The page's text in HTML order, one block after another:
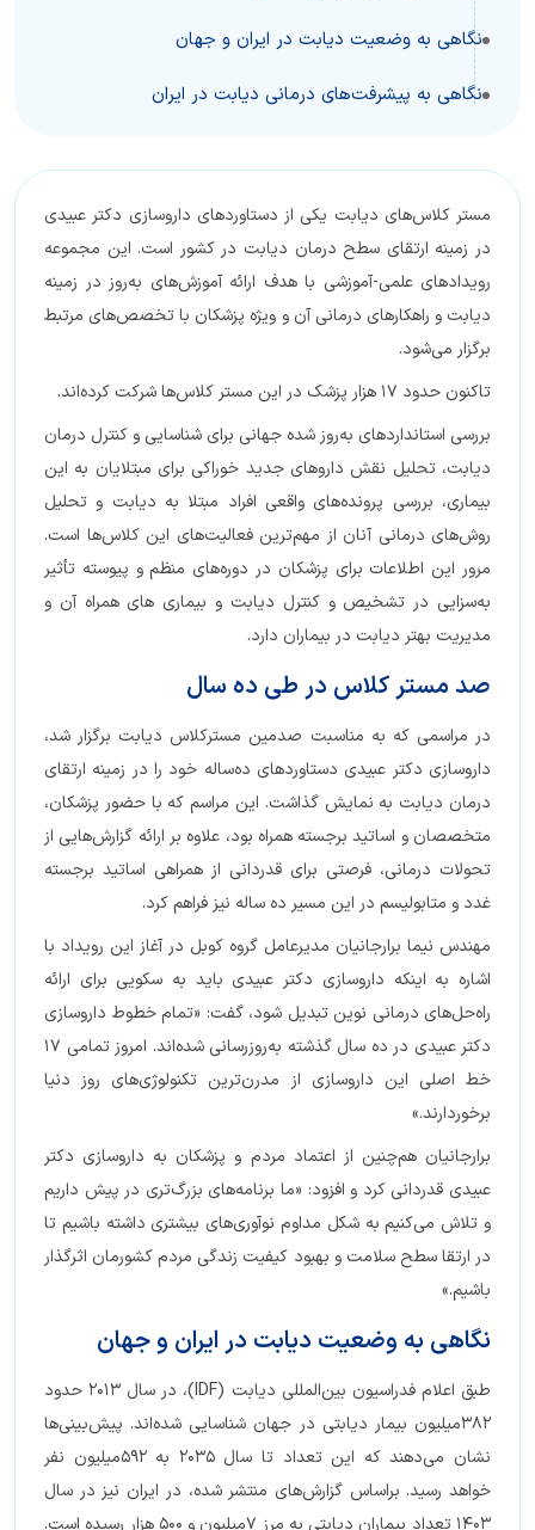
نگاهی به وضعیت دیابت در ایران و جهان
نگاهی به پیشرفت‌های درمانی دیابت در ایران
مستر کلاس‌های دیابت یکی از دستاوردهای داروسازی دکتر عبیدی
در زمینه ارتقای سطح درمان دیابت در کشور است. این مجموعه
رویدادهای علمی-آموزشی با هدف ارائه آموزش‌های به‌روز در زمینه
دیابت و راهکارهای درمانی آن و ویژه پزشکان با تخصص‌های مرتبط
برگزار می‌شود.
تاکنون حدود 17 هزار پزشک در این مستر کلاس‌ها شرکت کرده‌اند.
بررسی استانداردهای به‌روز شده جهانی برای شناسایی و کنترل درمان
دیابت، تحلیل نقش داروهای جدید خوراکی برای مبتلایان به این
بیماری، بررسی پرونده‌های واقعی افراد مبتلا به دیابت و تحلیل
روش‌های درمانی آنان از مهم‌ترین فعالیت‌های این کلاس‌ها است.
مرور این اطلاعات برای پزشکان در دوره‌های منظم و پیوسته تأثیر
به‌سزایی در تشخیص و کنترل دیابت و بیماری های همراه آن و
مدیریت بهتر دیابت در بیماران دارد.
صد مستر کلاس در طی ده سال
در مراسمی که به مناسبت صدمین مسترکلاس دیابت برگزار شد،
داروسازی دکتر عبیدی دستاوردهای ده‌ساله خود را در زمینه ارتقای
درمان دیابت به نمایش گذاشت. این مراسم که با حضور پزشکان،
متخصصان و اساتید برجسته همراه بود، علاوه بر ارائه گزارش‌هایی از
تحولات درمانی، فرصتی برای قدردانی از همراهی اساتید برجسته
غدد و متابولیسم در این مسیر ده ساله نیز فراهم کرد.
مهندس نیما برارجانیان مدیرعامل گروه کوبل در آغاز این رویداد با
اشاره به اینکه داروسازی دکتر عبیدی باید به سکویی برای ارائه
راه‌حل‌های درمانی نوین تبدیل شود، گفت: «تمام خطوط داروسازی
دکتر عبیدی در ده سال گذشته به‌روزرسانی شده‌اند. امروز تمامی ۱۷
خط اصلی این داروسازی از مدرن‌ترین تکنولوژی‌های روز دنیا
برخوردارند.»
برارجانیان هم‌چنین از اعتماد مردم و پزشکان به داروسازی دکتر
عبیدی قدردانی کرد و افزود: «ما برنامه‌های بزرگ‌تری در پیش داریم
و تلاش می‌کنیم به شکل مداوم نوآوری‌های بیشتری داشته باشیم تا
در ارتقا سطح سلامت و بهبود کیفیت زندگی مردم کشورمان اثرگذار
باشیم.»
نگاهی به وضعیت دیابت در ایران و جهان
طبق اعلام فدراسیون بین‌المللی دیابت (IDF)، در سال ۲۰۱۳ حدود
۳۸۲میلیون بیمار دیابتی در جهان شناسایی شده‌اند. پیش‌بینی‌ها
نشان می‌دهند که این تعداد تا سال ۲۰۳۵ به ۵۹۲میلیون نفر
خواهد رسید. براساس گزارش‌های منتشر شده، در ایران نیز در سال
1403 تعداد بیماران دیابتی به مرز ۷میلیون و 500 هزار رسیده است.